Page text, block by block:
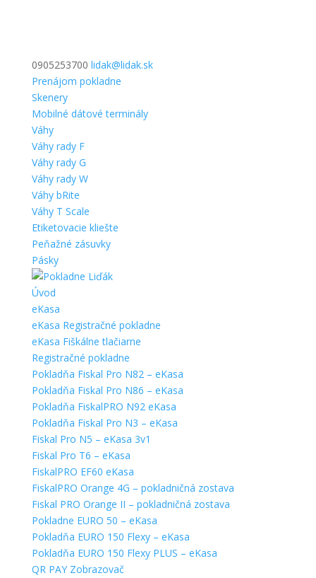
0905253700 lidak@lidak.sk
Prenájom pokladne
Skenery
Mobilné dátové terminály
Váhy
Váhy rady F
Váhy rady G
Váhy rady W
Váhy bRite
Váhy T Scale
Etiketovacie kliešte
Peňažné zásuvky
Pásky
Úvod
eKasa
eKasa Registračné pokladne
eKasa Fiškálne tlačiarne
Registračné pokladne
Pokladňa Fiskal Pro N82 – eKasa
Pokladňa Fiskal Pro N86 – eKasa
Pokladňa FiskalPRO N92 eKasa
Pokladňa Fiskal Pro N3 – eKasa
Fiskal Pro N5 – eKasa 3v1
Fiskal Pro T6 – eKasa
FiskalPRO EF60 eKasa
FiskalPRO Orange 4G – pokladničná zostava
Fiskal PRO Orange II – pokladničná zostava
Pokladne EURO 50 – eKasa
Pokladňa EURO 150 Flexy – eKasa
Pokladňa EURO 150 Flexy PLUS – eKasa
QR PAY Zobrazovač